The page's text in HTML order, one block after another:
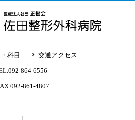
科目 交通アクセス
864-6556
861-4807